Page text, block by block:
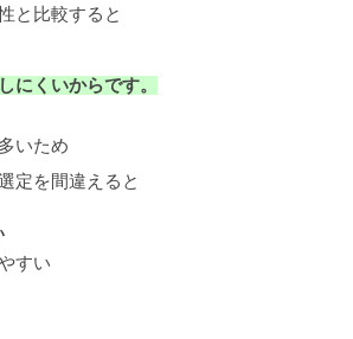
と比較すると
にくいからです。
いため
定を間違えると
すい